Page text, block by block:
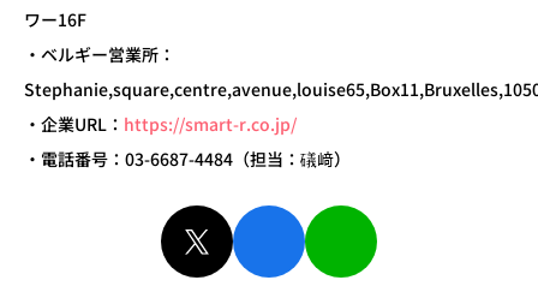
ワー16F
・ベルギー営業所：
・企業URL： https://smart-r.co.jp/
・電話番号：03-6687-4484（担当：礒﨑）